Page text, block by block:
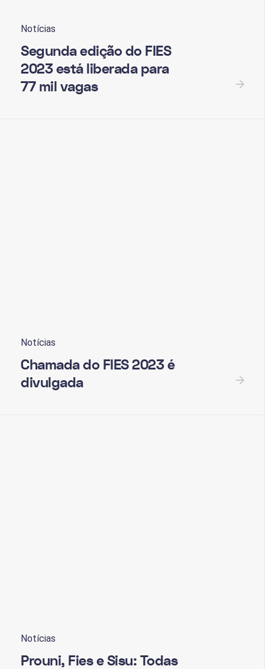
Notícias
Segunda edição do FIES
2023 está liberada para
77 mil vagas
Notícias
Chamada do FIES 2023 é
divulgada
Notícias
Prouni, Fies e Sisu: Todas